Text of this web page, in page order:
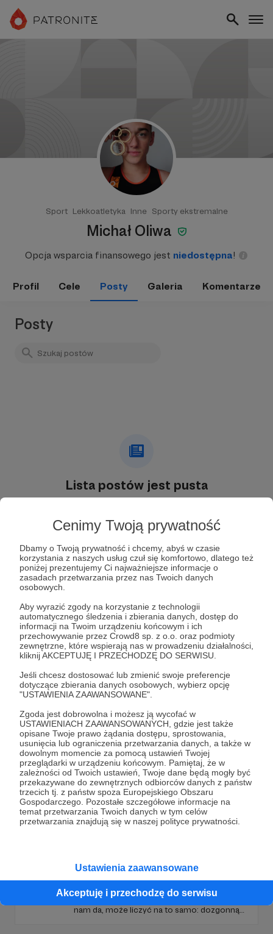
Cenimy Twoją prywatność
Dbamy o Twoją prywatność i chcemy, abyś w czasie
korzystania z naszych usług czuł się komfortowo, dlatego też
poniżej prezentujemy Ci najważniejsze informacje o
zasadach przetwarzania przez nas Twoich danych
osobowych.
Aby wyrazić zgody na korzystanie z technologii
automatycznego śledzenia i zbierania danych, dostęp do
informacji na Twoim urządzeniu końcowym i ich
przechowywanie przez Crowd8 sp. z o.o. oraz podmioty
zewnętrzne, które wspierają nas w prowadzeniu działalności,
kliknij AKCEPTUJĘ I PRZECHODZĘ DO SERWISU.
Jeśli chcesz dostosować lub zmienić swoje preferencje
dotyczące zbierania danych osobowych, wybierz opcję
"USTAWIENIA ZAAWANSOWANE".
Zgoda jest dobrowolna i możesz ją wycofać w
USTAWIENIACH ZAAWANSOWANYCH, gdzie jest także
opisane Twoje prawo żądania dostępu, sprostowania,
usunięcia lub ograniczenia przetwarzania danych, a także w
dowolnym momencie za pomocą ustawień Twojej
przeglądarki w urządzeniu końcowym. Pamiętaj, że w
zależności od Twoich ustawień, Twoje dane będą mogły być
przekazywane do zewnętrznych odbiorców danych z państw
trzecich tj. z państw spoza Europejskiego Obszaru
Gospodarczego. Pozostałe szczegółowe informacje na
temat przetwarzania Twoich danych w tym celów
przetwarzania znajdują się w naszej polityce prywatności.
Ustawienia zaawansowane
Akceptuję i przechodzę do serwisu
Sport Lekkoatletyka Inne Sporty ekstremalne
Michał Oliwa
Opcja wsparcia finansowego jest niedostępna!
Profil Cele Posty Galeria Komentarze
Posty
Lista postów jest pusta
Dołącz do grona Patronów!
Wesprzyj działalność Autora Michał Oliwa
Zostań Patronem
Promowani autorzy
1821 patronów 37235 zł miesięcznie
Przekonaliście nas do Patronite i oto
jesteśmy. Ale nie ma progów. Każdy, kto coś
nam da, może liczyć na to samo: dozgonną